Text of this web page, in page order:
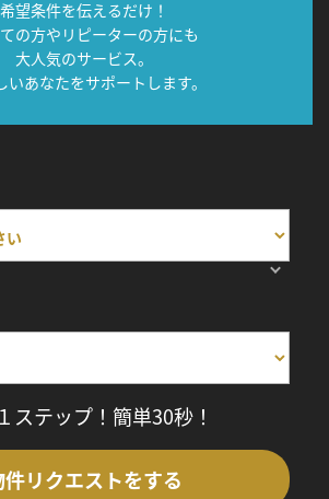
希望条件を伝えるだけ！
の方やリピーターの方にも
大人気のサービス。
いあなたをサポートします。
ステップ！簡単30秒！
件リクエストをする